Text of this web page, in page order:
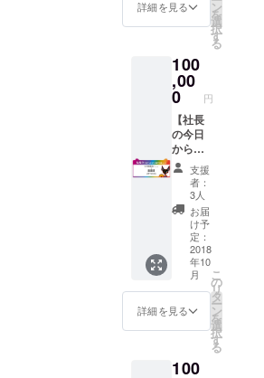
要5キャ
社章ピ
ンバッ
チ
ます。
前掲載
（任
意） ・
エンド
ロール
にお名
前掲載
（任
意） ・
オリジ
ナルス
テッ
カー ・
缶バッ
チ（主
要5キャ
ラセッ
ト） ・
チ ・ク
中に登
場す
る、ム
ネーム
原稿4
ページ
・制作
ブログ
or制作
状況報
告メー
ルPDF
※上記、
メール
にてお
送りさ
せてい
ただき
ます。
・公式
サイト
にお名
前掲載
意） ・
詳細を見る ン
を
選
択
す
る
100
,00
0 円
【社長
の今日
からあ
なたも
優秀社
員コー
ス】 ・
お礼
メール
・オリ
ジナル
壁紙＆
オリジ
ナルス
マホ待
受 ・作
場す
支援
者：
3人
お届
け予
定：
2018
年10
月
詳細を見る
こ
の
リ
タ
ー
ン
を
選
択
す
る
100